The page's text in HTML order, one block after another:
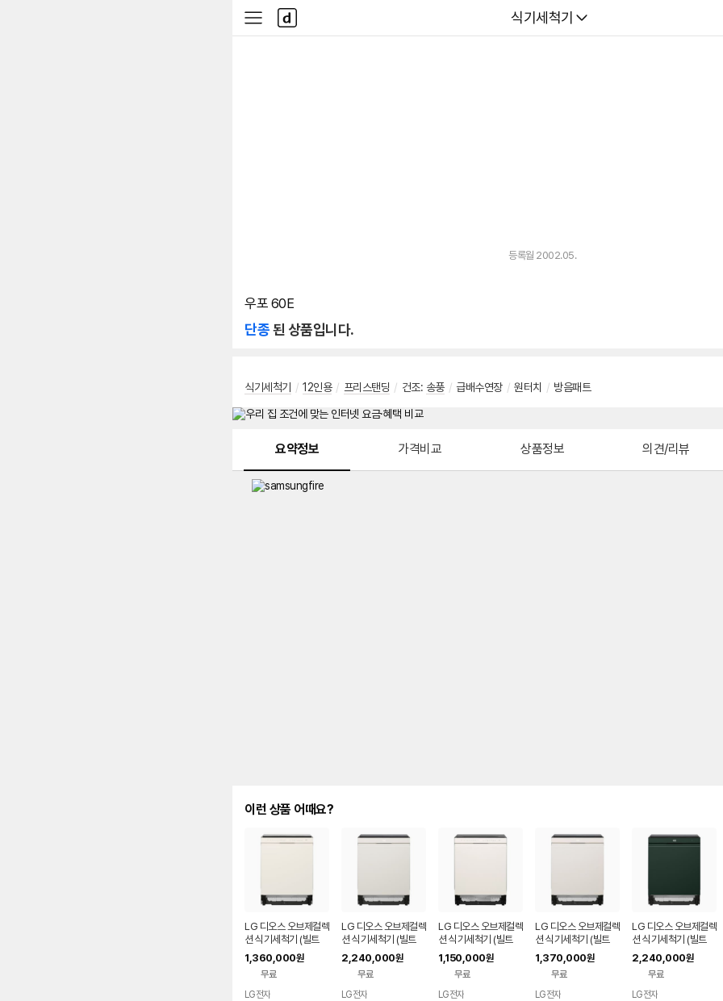
다나와
식기세척기
사
이
다
나
와
등록월 2002.05.
우포 60E
단종된 상품입니다.
식기세척기 / 12인용 / 프리스탠딩 / 건조: 송풍 / 급배수연장 / 원터치 / 방음패트
요약정보 가격비교 상품정보 의견/리뷰
이런 상품 어때요?
LG 디오스 오브제컬렉
션 식기세척기 (빌트
인/14인용) DUE6BG
L3E
1,360,000원
무료
LG전자
LG 디오스 오브제컬렉
션 식기세척기 (빌트
인/14인용) DUE6BG
E
2,240,000원
무료
LG전자
LG 디오스 오브제컬렉
션 식기세척기 (빌트
인/14인용) DUE5BG
L1E
1,150,000원
무료
LG전자
LG 디오스 오브제컬렉
션 식기세척기 (빌트
인/14인용) DUE6BG
L2E
1,370,000원
무료
LG전자
LG 디오스 오브제컬렉
션 식기세척기 (빌트
인/14인용) DUE6GL
E
2,240,000원
무료
LG전자